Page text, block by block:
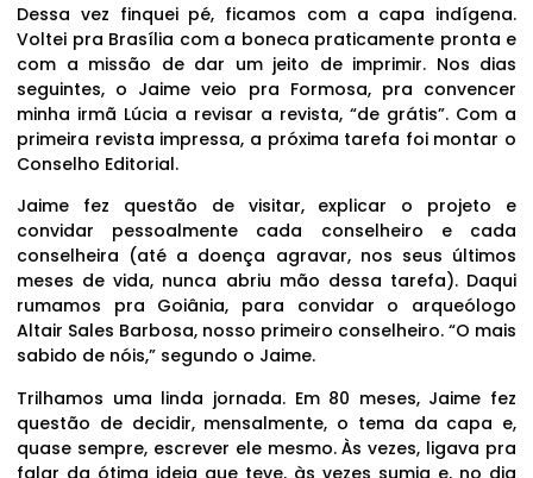
Dessa vez finquei pé, ficamos com a capa indígena.
Voltei pra Brasília com a boneca praticamente pronta e
com a missão de dar um jeito de imprimir. Nos dias
seguintes, o Jaime veio pra Formosa, pra convencer
minha irmã Lúcia a revisar a revista, “de grátis”. Com a
primeira revista impressa, a próxima tarefa foi montar o
Conselho Editorial.
Jaime fez questão de visitar, explicar o projeto e
convidar pessoalmente cada conselheiro e cada
conselheira (até a doença agravar, nos seus últimos
meses de vida, nunca abriu mão dessa tarefa). Daqui
rumamos pra Goiânia, para convidar o arqueólogo
Altair Sales Barbosa, nosso primeiro conselheiro. “O mais
sabido de nóis,” segundo o Jaime.
Trilhamos uma linda jornada. Em 80 meses, Jaime fez
questão de decidir, mensalmente, o tema da capa e,
quase sempre, escrever ele mesmo. Às vezes, ligava pra
falar da ótima ideia que teve, às vezes sumia e, no dia